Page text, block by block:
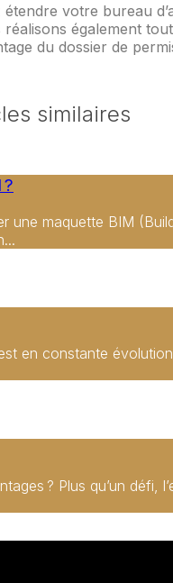
votre bureau
également
du dossier de
similaires
une maquette BIM
en constante
? Plus qu’un défi,